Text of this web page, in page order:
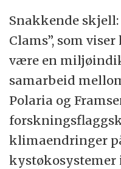
Snakkende
Clams”, som
være en
samarbeid
Polaria og
klimaendringer
kystøkosystemer